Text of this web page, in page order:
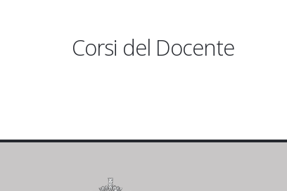
Corsi del Docente